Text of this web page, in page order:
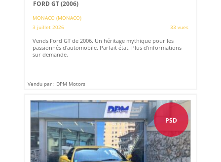
FORD GT (2006)
MONACO (MONACO)
3 juillet 2026
33 vues
Vends Ford GT de 2006. Un héritage mythique pour les
passionnés d'automobile. Parfait état. Plus d'informations
sur demande.
Vendu par : DPM Motors
PSD